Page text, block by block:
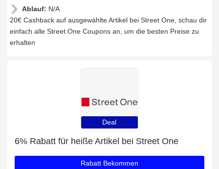
Ablauf: N/A
20€ Cashback auf ausgewählte Artikel bei Street One, schau dir
einfach alle Street One Coupons an, um die besten Preise zu
erhalten
Deal
6% Rabatt für heiße Artikel bei Street One
Rabatt Bekommen